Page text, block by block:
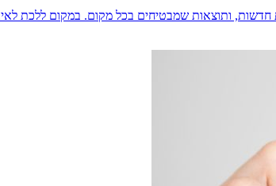
חדשות, ותוצאות שמבטיחים בכל מקום. במקום ללכת